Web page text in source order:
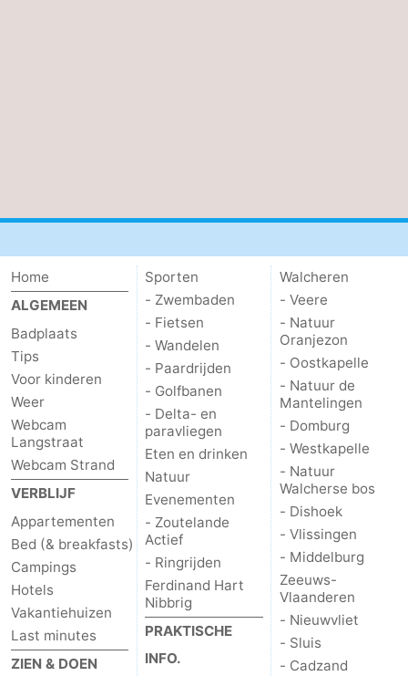
Home
ALGEMEEN
Badplaats
Tips
Voor kinderen
Weer
Webcam
Langstraat
Webcam Strand
VERBLIJF
Appartementen
Bed (& breakfasts)
Campings
Hotels
Vakantiehuizen
Last minutes
ZIEN & DOEN
Sporten
- Zwembaden
- Fietsen
- Wandelen
- Paardrijden
- Golfbanen
- Delta- en
paravliegen
Eten en drinken
Natuur
Evenementen
- Zoutelande
Actief
- Ringrijden
Ferdinand Hart
Nibbrig
PRAKTISCHE
INFO.
Walcheren
- Veere
- Natuur
Oranjezon
- Oostkapelle
- Natuur de
Mantelingen
- Domburg
- Westkapelle
- Natuur
Walcherse bos
- Dishoek
- Vlissingen
- Middelburg
Zeeuws-
Vlaanderen
- Nieuwvliet
- Sluis
- Cadzand